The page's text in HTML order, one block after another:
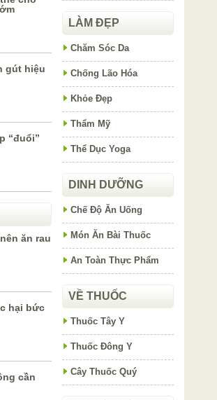
gút hiệu
“đuổi”
ăn rau
hại bức
cần
LÀM ĐẸP
Chăm Sóc Da
Chống Lão Hóa
Khỏe Đẹp
Thẩm Mỹ
Thể Dục Yoga
DINH DƯỠNG
Chế Độ Ăn Uống
Món Ăn Bài Thuốc
An Toàn Thực Phẩm
VỀ THUỐC
Thuốc Tây Y
Thuốc Đông Y
Cây Thuốc Quý